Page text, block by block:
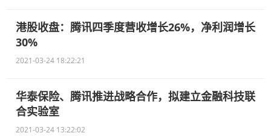
港股收盘：腾讯四季度营收增长26%，净利润增长
30%
2021-03-24 18:22:21
华泰保险、腾讯推进战略合作，拟建立金融科技联
合实验室
2021-03-24 13:22:02